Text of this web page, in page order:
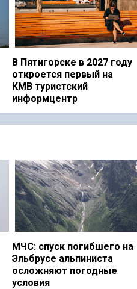
В Пятигорске в 2027 году
откроется первый на
КМВ туристский
информцентр
МЧС: спуск погибшего на
Эльбрусе альпиниста
осложняют погодные
условия